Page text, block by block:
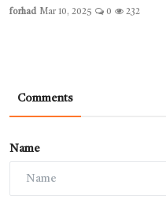
forhad Mar 10, 2025 0 232
Comments
Name